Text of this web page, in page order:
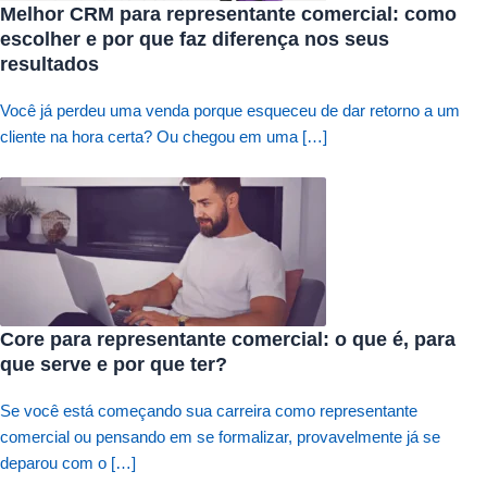
Melhor CRM para representante comercial: como
escolher e por que faz diferença nos seus
resultados
Você já perdeu uma venda porque esqueceu de dar retorno a um
cliente na hora certa? Ou chegou em uma […]
Core para representante comercial: o que é, para
que serve e por que ter?
Se você está começando sua carreira como representante
comercial ou pensando em se formalizar, provavelmente já se
deparou com o […]